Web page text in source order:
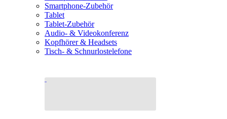
Smartphone-Zubehör
Tablet
Tablet-Zubehör
Audio- & Videokonferenz
Kopfhörer & Headsets
Tisch- & Schnurlostelefone